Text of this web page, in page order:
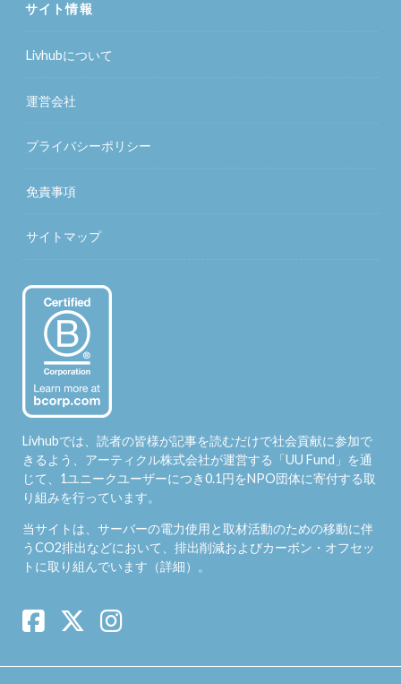
サイト情報
Livhubについて
運営会社
プライバシーポリシー
免責事項
サイトマップ
Livhubでは、読者の皆様が記事を読むだけで社会貢献に参加で
きるよう、アーティクル株式会社が運営する「UU Fund 」を通
じて、1ユニークユーザーにつき0.1円をNPO団体に寄付する取
り組みを行っています。
当サイトは、サーバーの電力使用と取材活動のための移動に伴
うCO2排出などにおいて、排出削減およびカーボン・オフセッ
トに取り組んでいます（詳細）。